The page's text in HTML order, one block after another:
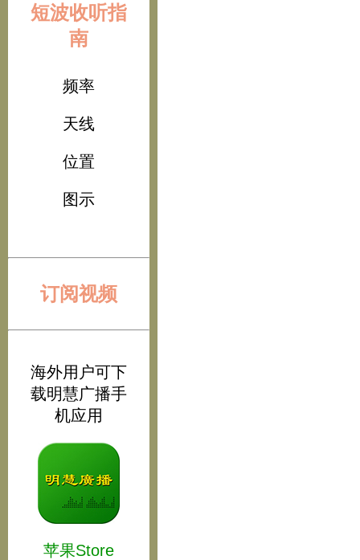
短波收听指
南
频率
天线
位置
图示
订阅视频
海外用户可下
载明慧广播手
机应用
苹果Store